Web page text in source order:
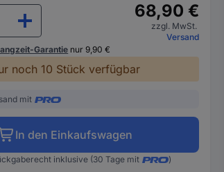
68,90 €
zzgl. MwSt.
Versand
Garantie nur 9,90 €
noch 10 Stück verfügbar
mit
In den Einkaufswagen
inklusive (30 Tage mit )